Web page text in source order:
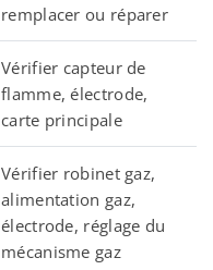
remplacer ou réparer
Vérifier capteur de
flamme, électrode,
carte principale
Vérifier robinet gaz,
alimentation gaz,
électrode, réglage du
mécanisme gaz